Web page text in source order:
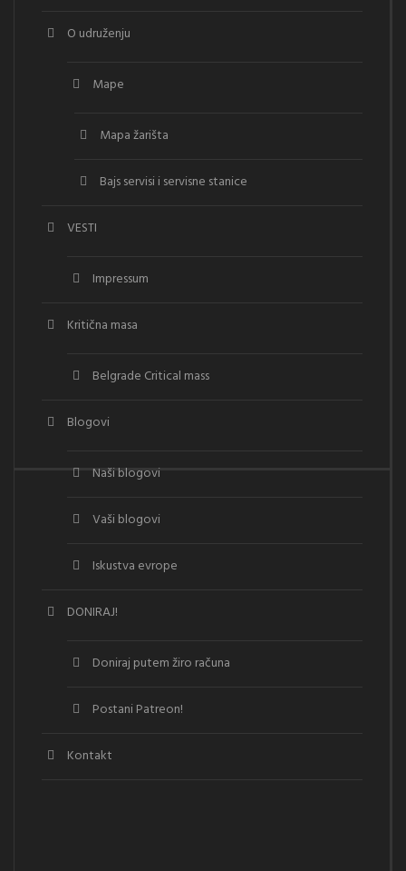
O udruženju
Mape
Mapa žarišta
Bajs servisi i servisne stanice
VESTI
Impressum
Kritična masa
Belgrade Critical mass
Blogovi
Naši blogovi
Vaši blogovi
Iskustva evrope
DONIRAJ!
Doniraj putem žiro računa
Postani Patreon!
Kontakt